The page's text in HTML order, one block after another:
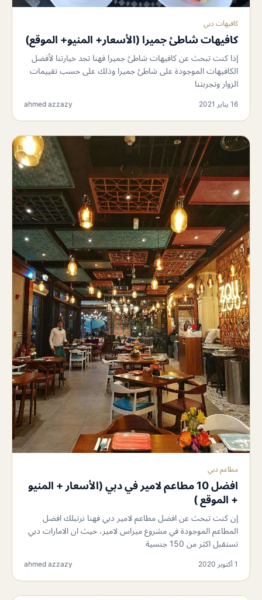
كافيهات دبي
كافيهات شاطئ جميرا (الأسعار+ المنيو+ الموقع)
إذا كنت تبحث عن كافيهات شاطئ جميرا فهنا تجد خيارتنا لأفضل
الكافيهات الموجودة على شاطئ جميرا وذلك على حسب تقييمات
الزوار وتجربتنا
16 يناير 2021 ahmed azzazy
مطاعم دبي
افضل 10 مطاعم لامير في دبي (الأسعار + المنيو
+ الموقع )
إن كنت تبحث عن افضل مطاعم لامير دبي فهنا نرتبلك افضل
المطاعم الموجودة في مشروع ميراس لامير، حيث ان الامارات دبي
تستقبل اكثر من 150 جنسية
1 أكتوبر 2020 ahmed azzazy